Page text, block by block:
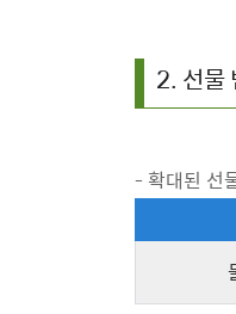
2. 선물
- 확대된 선